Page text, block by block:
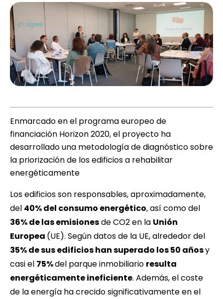
Enmarcado en el programa europeo de
financiación Horizon 2020, el proyecto ha
desarrollado una metodología de diagnóstico sobre
la priorización de los edificios a rehabilitar
energéticamente
Los edificios son responsables, aproximadamente,
del 40% del consumo energético, así como del
36% de las emisionesde CO2 en la Unión
Europea (UE). Según datos de la UE, alrededor del
35% de sus edificios han superado los 50 añosy
casi el 75%del parque inmobiliario resulta
energéticamente ineficiente. Además, el coste
de la energía ha crecido significativamente en el